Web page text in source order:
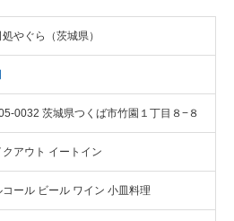
やぐら（茨城県）
0032 茨城県つくば市竹園１丁目８−８
クアウト イートイン
コール ビール ワイン 小皿料理